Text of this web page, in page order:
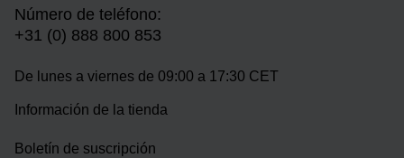
Número de teléfono:
+31 (0) 888 800 853
De lunes a viernes de 09:00 a 17:30 CET
Información de la tienda
Boletín de suscripción